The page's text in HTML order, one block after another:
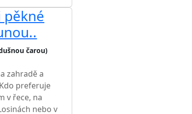
pěkné
čarou)
zahradě a
preferuje
v řece, na
nebo v